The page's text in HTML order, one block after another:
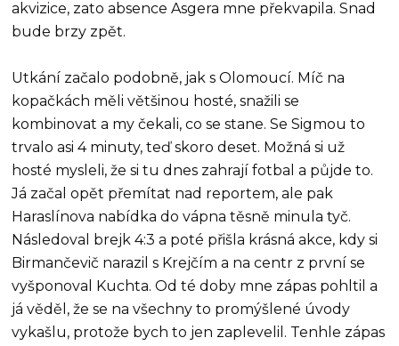
akvizice, zato absence Asgera mne překvapila. Snad
bude brzy zpět.
Utkání začalo podobně, jak s Olomoucí. Míč na
kopačkách měli většinou hosté, snažili se
kombinovat a my čekali, co se stane. Se Sigmou to
trvalo asi 4 minuty, teď skoro deset. Možná si už
hosté mysleli, že si tu dnes zahrají fotbal a půjde to.
Já začal opět přemítat nad reportem, ale pak
Haraslínova nabídka do vápna těsně minula tyč.
Následoval brejk 4:3 a poté přišla krásná akce, kdy si
Birmančevič narazil s Krejčím a na centr z první se
vyšponoval Kuchta. Od té doby mne zápas pohltil a
já věděl, že se na všechny to promýšlené úvody
vykašlu, protože bych to jen zaplevelil. Tenhle zápas